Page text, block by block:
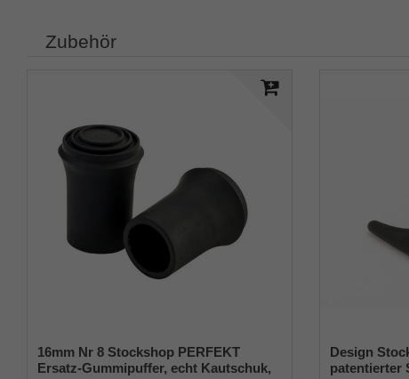
Zubehör
16mm Nr 8 Stockshop PERFEKT
Ersatz-Gummipuffer, echt Kautschuk,
Design
patentierter